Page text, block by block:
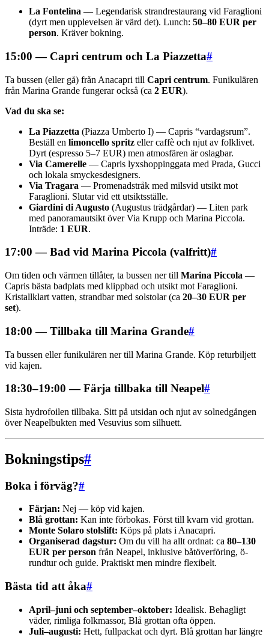
La Fontelina — Legendarisk strandrestaurang vid Faraglioni
(dyrt men upplevelsen är värd det). Lunch: 50–80 EUR per
person. Kräver bokning.
15:00 — Capri centrum och La Piazzetta#
Ta bussen (eller gå) från Anacapri till Capri centrum. Funikulären
från Marina Grande fungerar också (ca 2 EUR).
Vad du ska se:
La Piazzetta (Piazza Umberto I) — Capris “vardagsrum”.
Beställ en limoncello spritz eller caffè och njut av folklivet.
Dyrt (espresso 5–7 EUR) men atmosfären är oslagbar.
Via Camerelle — Capris lyxshoppinggata med Prada, Gucci
och lokala smyckesdesigners.
Via Tragara — Promenadstråk med milsvid utsikt mot
Faraglioni. Slutar vid ett utsiktsställe.
Giardini di Augusto (Augustus trädgårdar) — Liten park
med panoramautsikt över Via Krupp och Marina Piccola.
Inträde: 1 EUR.
17:00 — Bad vid Marina Piccola (valfritt)#
Om tiden och värmen tillåter, ta bussen ner till Marina Piccola —
Capris bästa badplats med klippbad och utsikt mot Faraglioni.
Kristallklart vatten, strandbar med solstolar (ca 20–30 EUR per
set).
18:00 — Tillbaka till Marina Grande#
Ta bussen eller funikulären ner till Marina Grande. Köp returbiljett
vid kajen.
18:30–19:00 — Färja tillbaka till Neapel#
Sista hydrofoilen tillbaka. Sitt på utsidan och njut av solnedgången
över Neapelbukten med Vesuvius som silhuett.
Bokningstips#
Boka i förväg?#
Färjan: Nej — köp vid kajen.
Blå grottan: Kan inte förbokas. Först till kvarn vid grottan.
Monte Solaro stolslift: Köps på plats i Anacapri.
Organiserad dagstur: Om du vill ha allt ordnat: ca 80–130
EUR per person från Neapel, inklusive båtöverföring, ö-
rundtur och guide. Praktiskt men mindre flexibelt.
Bästa tid att åka#
April–juni och september–oktober: Idealisk. Behagligt
väder, rimliga folkmassor, Blå grottan ofta öppen.
Juli–augusti: Hett, fullpackat och dyrt. Blå grottan har längre